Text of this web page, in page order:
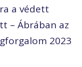
a védett
– Ábrában az
2023